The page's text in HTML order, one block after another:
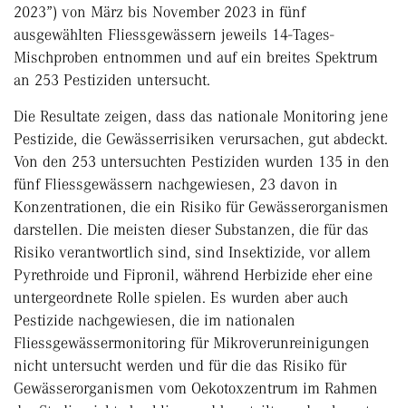
2023”) von März bis November 2023 in fünf
ausgewählten Fliessgewässern jeweils 14-Tages-
Mischproben entnommen und auf ein breites Spektrum
an 253 Pestiziden untersucht.
Die Resultate zeigen, dass das nationale Monitoring jene
Pestizide, die Gewässerrisiken verursachen, gut abdeckt.
Von den 253 untersuchten Pestiziden wurden 135 in den
fünf Fliessgewässern nachgewiesen, 23 davon in
Konzentrationen, die ein Risiko für Gewässerorganismen
darstellen. Die meisten dieser Substanzen, die für das
Risiko verantwortlich sind, sind Insektizide, vor allem
Pyrethroide und Fipronil, während Herbizide eher eine
untergeordnete Rolle spielen. Es wurden aber auch
Pestizide nachgewiesen, die im nationalen
Fliessgewässermonitoring für Mikroverunreinigungen
nicht untersucht werden und für die das Risiko für
Gewässerorganismen vom Oekotoxzentrum im Rahmen